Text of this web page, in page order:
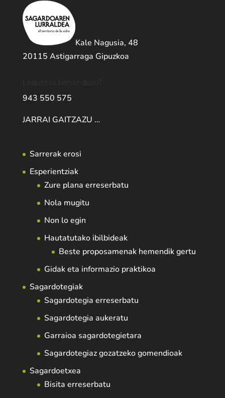
Kale Nagusia, 48
20115 Astigarraga Gipuzkoa
943 550 575
JARRAI GAITZAZU …
Sarrerak erosi
Esperientziak
Zure plana erreserbatu
Nola mugitu
Non lo egin
Hautatutako ibilbideak
Beste proposamenak hemendik gertu
Gidak eta informazio praktikoa
Sagardotegiak
Sagardotegia erreserbatu
Sagardotegia aukeratu
Garraioa sagardotegietara
Sagardotegiaz gozatzeko gomendioak
Sagardoetxea
Bisita erreserbatu